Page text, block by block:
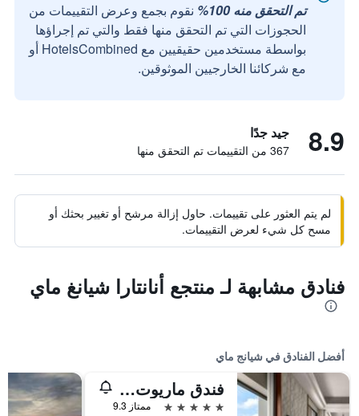
تم التحقق منه 100%
نقوم بجمع وعرض التقييمات من
الحجوزات التي تم التحقق منها فقط والتي تم إجراؤها
بواسطة مستخدمين حقيقيين مع HotelsCombined أو
مع شركائنا الخارجيين الموثوقين.
8.9 جيد جدًا
367 من التقييمات تم التحقق منها
لم يتم العثور على تقييمات. حاول إزالة مرشح أو تغيير بحثك أو
مسح كل شيء لعرض التقييمات.
فنادق مشابهة لـ منتجع أنانتارا شيانغ ماي
أفضل الفنادق في شيانج ماي
فندق ماريوت شيانج ماي
5 نجوم
ممتاز 9.3